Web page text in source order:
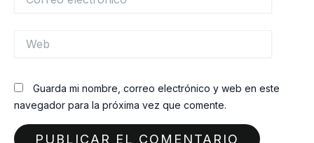
electrónico*
Guarda mi nombre, correo electrónico y web en este
navegador para la próxima vez que comente.